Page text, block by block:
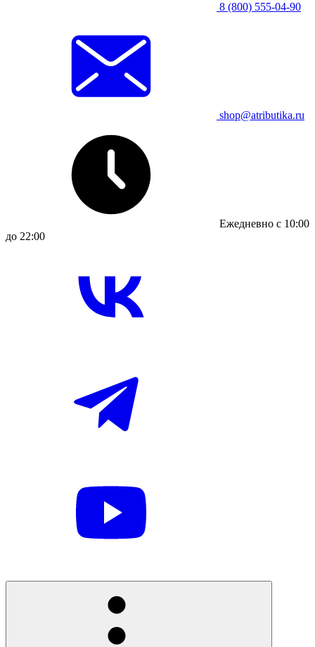
8 (800) 555-04-90
shop@atributika.ru
Ежедневно с 10:00
до 22:00